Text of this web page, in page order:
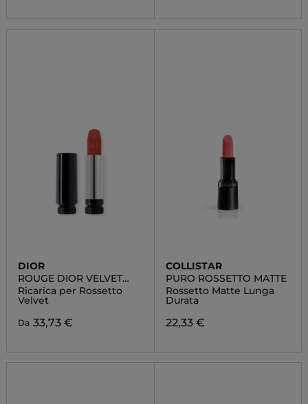
DIOR
ROUGE DIOR VELVET
REFILL
Ricarica per Rossetto
Velvet
Da 33,73 €
COLLISTAR
PURO ROSSETTO MATTE
Rossetto Matte Lunga
Durata
22,33 €